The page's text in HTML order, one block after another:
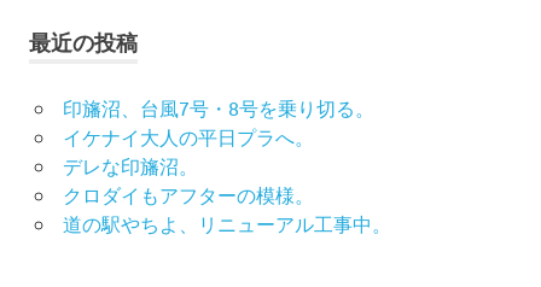
最近の投稿
印旛沼、台風7号・8号を乗り切る。
イケナイ大人の平日プラへ。
デレな印旛沼。
クロダイもアフターの模様。
道の駅やちよ、リニューアル工事中。